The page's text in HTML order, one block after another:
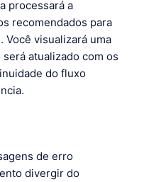
processará a
recomendados para
Você visualizará uma
atualizado com os
do fluxo
de erro
divergir do